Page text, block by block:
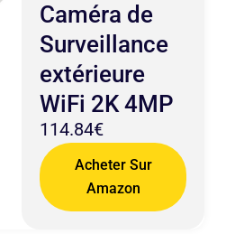
Caméra de
Surveillance
extérieure
WiFi 2K 4MP
114.84€
Acheter Sur
Amazon